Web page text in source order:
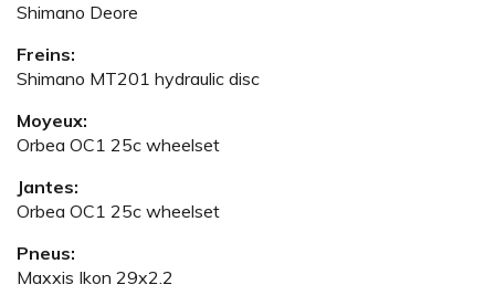
Shimano Deore
Freins:
Shimano MT201 hydraulic disc
Moyeux:
Orbea OC1 25c wheelset
Jantes:
Orbea OC1 25c wheelset
Pneus:
Maxxis Ikon 29x2.2